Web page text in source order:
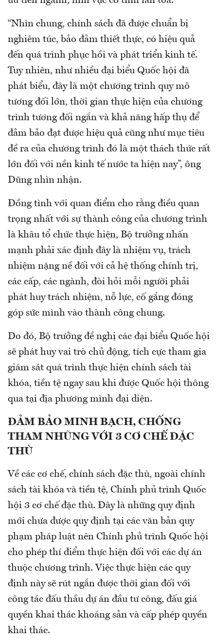
“Nhìn chung, chính sách đã được chuẩn bị
nghiêm túc, bảo đảm thiết thực, có hiệu quả
đến quá trình phục hồi và phát triển kinh tế.
Tuy nhiên, như nhiều đại biểu Quốc hội đã
phát biểu, đây là một chương trình quy mô
tương đối lớn, thời gian thực hiện của chương
trình tương đối ngắn và khả năng hấp thụ để
đảm bảo đạt được hiệu quả cũng như mục tiêu
đề ra của chương trình đó là một thách thức rất
lớn đối với nền kinh tế nước ta hiện nay”, ông
Dũng nhìn nhận.
Đồng tình với quan điểm cho rằng điều quan
trọng nhất với sự thành công của chương trình
là khâu tổ chức thực hiện, Bộ trưởng nhấn
mạnh phải xác định đây là nhiệm vụ, trách
nhiệm nặng nề đối với cả hệ thống chính trị,
các cấp, các ngành, đòi hỏi mỗi người phải
phát huy trách nhiệm, nỗ lực, cố gắng đóng
góp sức mình vào thành công chung.
Do đó, Bộ trưởng đề nghị các đại biểu Quốc hội
sẽ phát huy vai trò chủ động, tích cực tham gia
giám sát quá trình thực hiện chính sách tài
khóa, tiền tệ ngay sau khi được Quốc hội thông
qua tại địa phương mình đại diện.
ĐẢM BẢO MINH BẠCH, CHỐNG
THAM NHŨNG VỚI 3 CƠ CHẾ ĐẶC
THÙ
Về các cơ chế, chính sách đặc thù, ngoài chính
sách tài khóa và tiền tệ, Chính phủ trình Quốc
hội 3 cơ chế đặc thù. Đây là những quy định
mới chưa được quy định tại các văn bản quy
phạm pháp luật nên Chính phủ trình Quốc hội
cho phép thí điểm thực hiện đối với các dự án
thuộc chương trình. Việc thực hiện các quy
định này sẽ rút ngắn được thời gian đối với
công tác đấu thầu dự án đầu tư công, đấu giá
quyền khai thác khoáng sản và cấp phép quyền
khai thác.